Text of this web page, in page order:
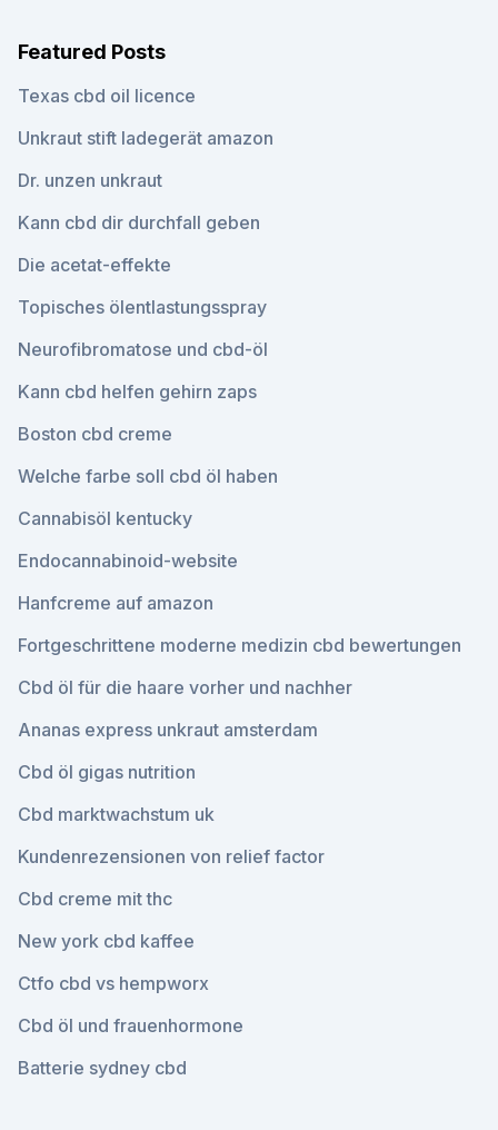
Featured Posts
Texas cbd oil licence
Unkraut stift ladegerät amazon
Dr. unzen unkraut
Kann cbd dir durchfall geben
Die acetat-effekte
Topisches ölentlastungsspray
Neurofibromatose und cbd-öl
Kann cbd helfen gehirn zaps
Boston cbd creme
Welche farbe soll cbd öl haben
Cannabisöl kentucky
Endocannabinoid-website
Hanfcreme auf amazon
Fortgeschrittene moderne medizin cbd bewertungen
Cbd öl für die haare vorher und nachher
Ananas express unkraut amsterdam
Cbd öl gigas nutrition
Cbd marktwachstum uk
Kundenrezensionen von relief factor
Cbd creme mit thc
New york cbd kaffee
Ctfo cbd vs hempworx
Cbd öl und frauenhormone
Batterie sydney cbd